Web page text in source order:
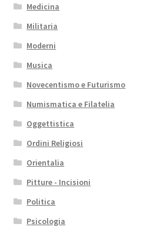
Medicina
Militaria
Moderni
Musica
Novecentismo e Futurismo
Numismatica e Filatelia
Oggettistica
Ordini Religiosi
Orientalia
Pitture - Incisioni
Politica
Psicologia